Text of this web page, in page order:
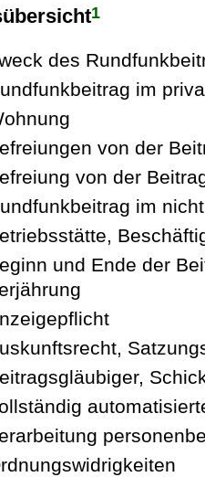
1
des
im
von der
von der
im
und Ende der